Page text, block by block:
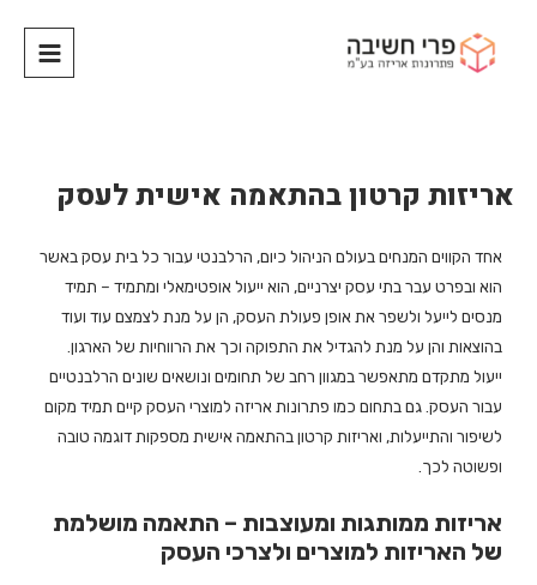
אריזות קרטון בהתאמה אישית לעסק
אחד הקווים המנחים בעולם הניהול כיום, הרלבנטי עבור כל בית עסק באשר
הוא ובפרט עבר בתי עסק יצרניים, הוא ייעול אופטימאלי ומתמיד – תמיד
מנסים לייעל ולשפר את אופן פעולת העסק, הן על מנת לצמצם עוד ועוד
בהוצאות והן על מנת להגדיל את התפוקה וכך את הרווחיות של הארגון.
ייעול מתקדם מתאפשר במגוון רחב של תחומים ונושאים שונים הרלבנטיים
עבור העסק. גם בתחום כמו פתרונות אריזה למוצרי העסק קיים תמיד מקום
לשיפור והתייעלות, ואריזות קרטון בהתאמה אישית מספקות דוגמה טובה
ופשוטה לכך.
אריזות ממותגות ומעוצבות – התאמה מושלמת
של האריזות למוצרים ולצרכי העסק